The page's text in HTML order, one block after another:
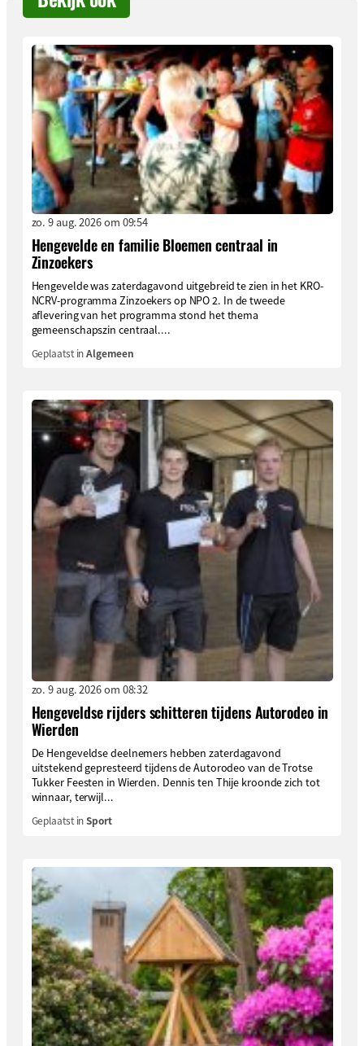
zo. 9 aug. 2026 om 09:54
Hengevelde en familie Bloemen centraal in
Zinzoekers
Hengevelde was zaterdagavond uitgebreid te zien in het KRO-
NCRV-programma Zinzoekers op NPO 2. In de tweede
aflevering van het programma stond het thema
gemeenschapszin centraal....
Geplaatst inAlgemeen
zo. 9 aug. 2026 om 08:32
Hengeveldse rijders schitteren tijdens Autorodeo in
Wierden
De Hengeveldse deelnemers hebben zaterdagavond
uitstekend gepresteerd tijdens de Autorodeo van de Trotse
Tukker Feesten in Wierden. Dennis ten Thije kroonde zich tot
winnaar, terwijl...
Geplaatst inSport